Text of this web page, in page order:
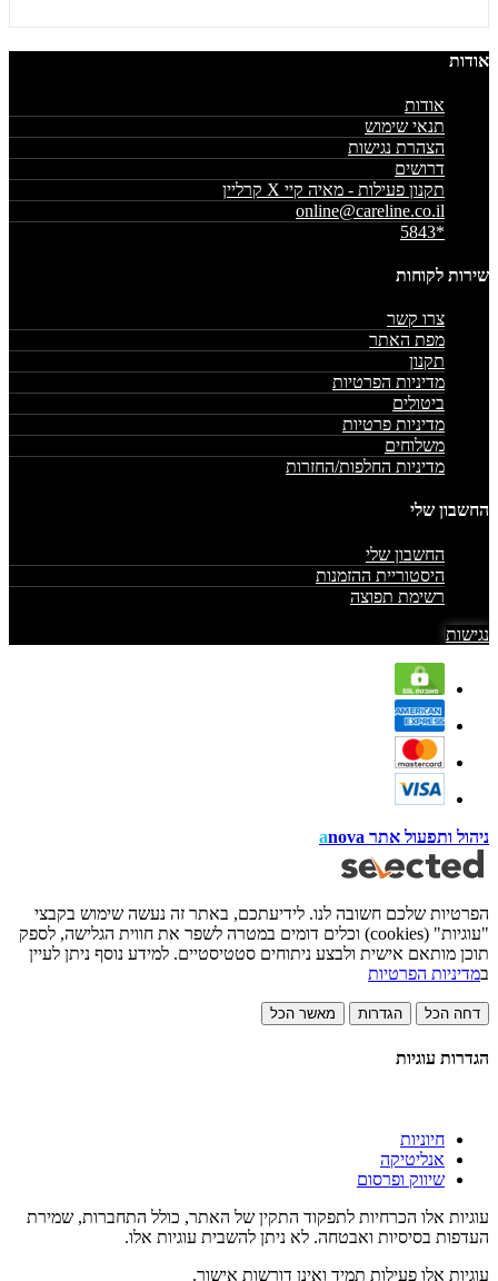
אודות
אודות
תנאי שימוש
הצהרת נגישות
דרושים
תקנון פעילות - מאיה קיי X קרליין
online@careline.co.il
*5843
שירות לקוחות
צרו קשר
מפת האתר
תקנון
מדיניות הפרטיות
ביטולים
מדיניות פרטיות
משלוחים
מדיניות החלפות/החזרות
החשבון שלי
החשבון שלי
היסטוריית ההזמנות
רשימת תפוצה
נגישות
ניהול ותפעול אתר anova
הפרטיות שלכם חשובה לנו. לידיעתכם, באתר זה נעשה שימוש בקבצי
"עוגיות" (cookies) וכלים דומים במטרה לשפר את חווית הגלישה, לספק
תוכן מותאם אישית ולבצע ניתוחים סטטיסטיים. למידע נוסף ניתן לעיין
במדיניות הפרטיות
דחה הכל הגדרות מאשר הכל
הגדרות עוגיות
חיוניות
אנליטיקה
שיווק ופרסום
עוגיות אלו הכרחיות לתפקוד התקין של האתר, כולל התחברות, שמירת
העדפות בסיסיות ואבטחה. לא ניתן להשבית עוגיות אלו.
עוגיות אלו פעילות תמיד ואינן דורשות אישור.